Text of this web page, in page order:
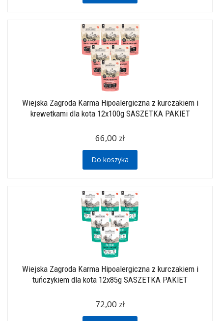
Wiejska Zagroda Karma Hipoalergiczna z kurczakiem i
krewetkami dla kota 12x100g SASZETKA PAKIET
66,00 zł
Do koszyka
Wiejska Zagroda Karma Hipoalergiczna z kurczakiem i
tuńczykiem dla kota 12x85g SASZETKA PAKIET
72,00 zł